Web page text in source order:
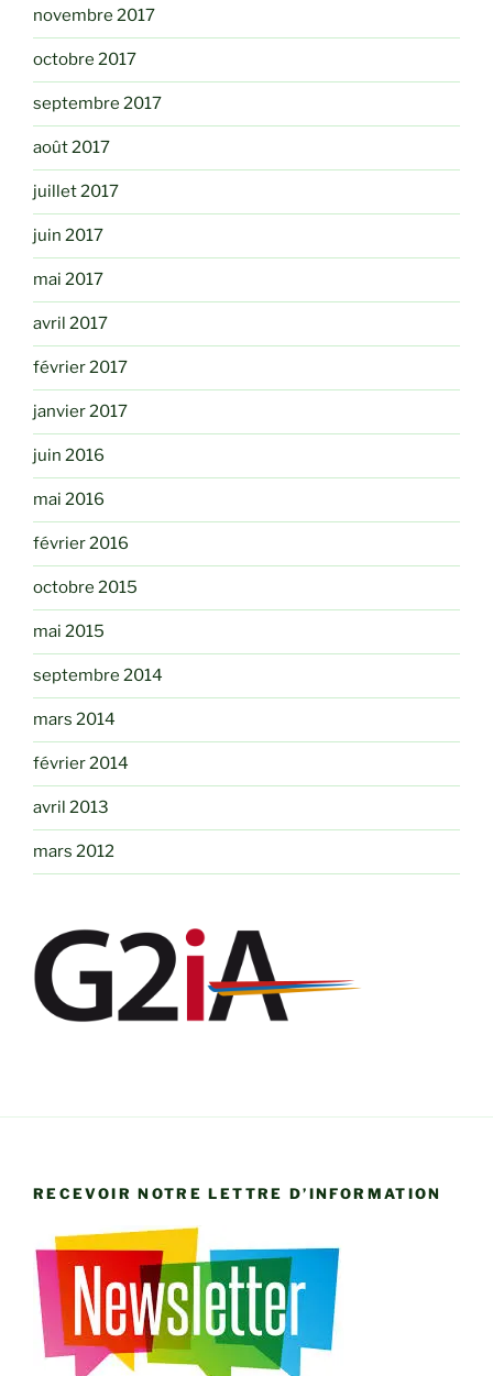
novembre 2017
octobre 2017
septembre 2017
août 2017
juillet 2017
juin 2017
mai 2017
avril 2017
février 2017
janvier 2017
juin 2016
mai 2016
février 2016
octobre 2015
mai 2015
septembre 2014
mars 2014
février 2014
avril 2013
mars 2012
RECEVOIR NOTRE LETTRE D’INFORMATION